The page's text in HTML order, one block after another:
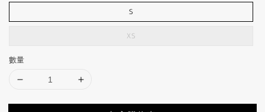
S
XS
數量